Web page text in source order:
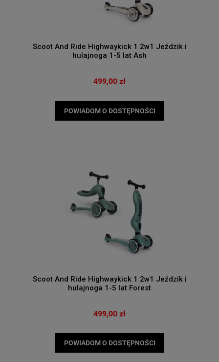
Scoot And Ride Highwaykick 1 2w1 Jeździk i
hulajnoga 1-5 lat Ash
499,00 zł
POWIADOM O DOSTĘPNOŚCI
Scoot And Ride Highwaykick 1 2w1 Jeździk i
hulajnoga 1-5 lat Forest
499,00 zł
POWIADOM O DOSTĘPNOŚCI